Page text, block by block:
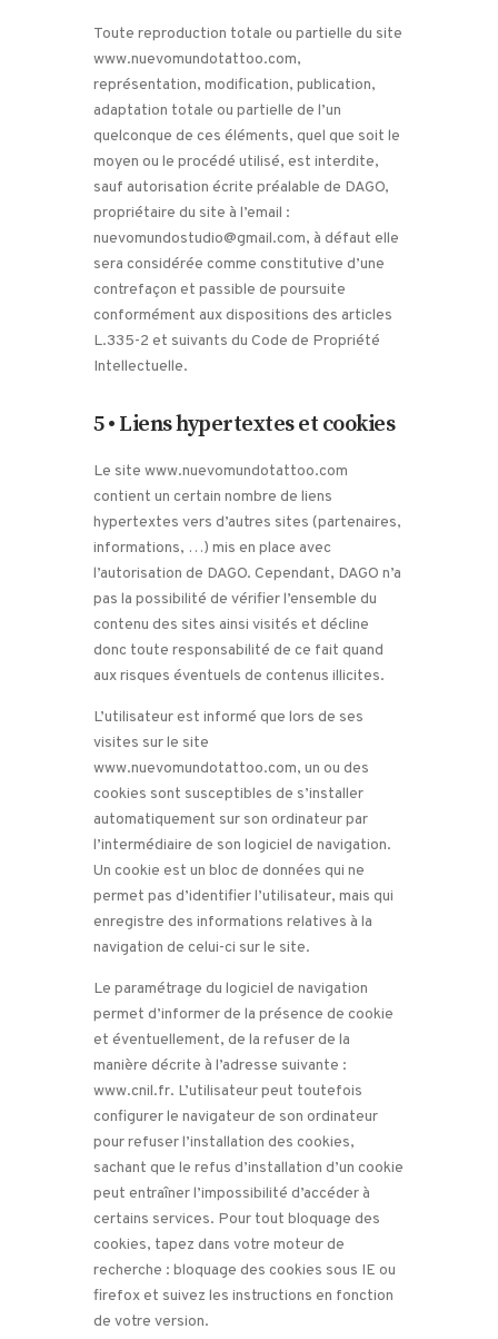
Toute reproduction totale ou partielle du site
www.nuevomundotattoo.com,
représentation, modification, publication,
adaptation totale ou partielle de l’un
quelconque de ces éléments, quel que soit le
moyen ou le procédé utilisé, est interdite,
sauf autorisation écrite préalable de DAGO,
propriétaire du site à l’email :
nuevomundostudio@gmail.com, à défaut elle
sera considérée comme constitutive d’une
contrefaçon et passible de poursuite
conformément aux dispositions des articles
L.335-2 et suivants du Code de Propriété
Intellectuelle.
5 • Liens hypertextes et cookies
Le site www.nuevomundotattoo.com
contient un certain nombre de liens
hypertextes vers d’autres sites (partenaires,
informations, …) mis en place avec
l’autorisation de DAGO. Cependant, DAGO n’a
pas la possibilité de vérifier l’ensemble du
contenu des sites ainsi visités et décline
donc toute responsabilité de ce fait quand
aux risques éventuels de contenus illicites.
L’utilisateur est informé que lors de ses
visites sur le site
www.nuevomundotattoo.com, un ou des
cookies sont susceptibles de s’installer
automatiquement sur son ordinateur par
l’intermédiaire de son logiciel de navigation.
Un cookie est un bloc de données qui ne
permet pas d’identifier l’utilisateur, mais qui
enregistre des informations relatives à la
navigation de celui-ci sur le site.
Le paramétrage du logiciel de navigation
permet d’informer de la présence de cookie
et éventuellement, de la refuser de la
manière décrite à l’adresse suivante :
www.cnil.fr. L’utilisateur peut toutefois
configurer le navigateur de son ordinateur
pour refuser l’installation des cookies,
sachant que le refus d’installation d’un cookie
peut entraîner l’impossibilité d’accéder à
certains services. Pour tout bloquage des
cookies, tapez dans votre moteur de
recherche : bloquage des cookies sous IE ou
firefox et suivez les instructions en fonction
de votre version.